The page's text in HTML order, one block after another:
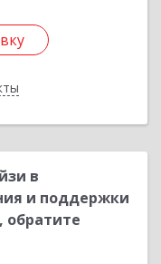
в
и поддержки
обратите